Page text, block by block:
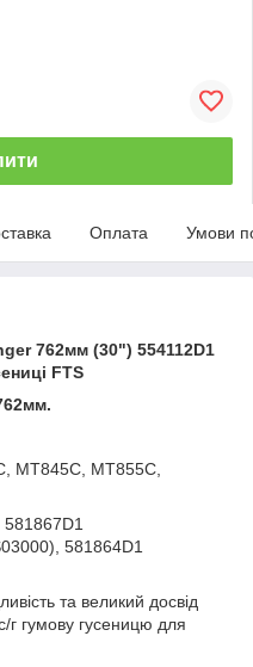
Оплата Умови
762мм (30") 554112D1
FTS
MT845C, MT855C,
581864D1
та великий досвід
гумову гусеницю для